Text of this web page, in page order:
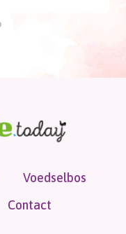
Voedselbos
Contact